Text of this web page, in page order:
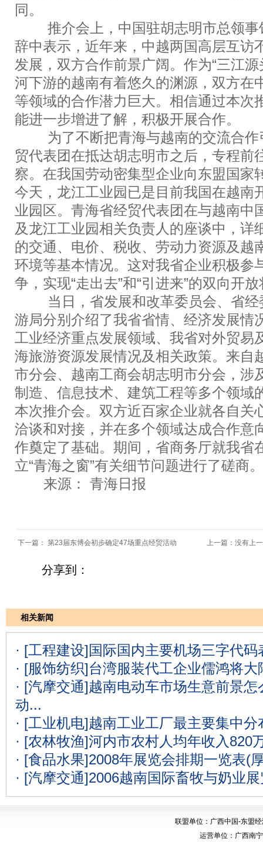
同。
推介会上，中国驻胡志明市总领事
辞中表示，近年来，中越两国高层互访
发展，双方合作前景广阔。作为“三江
河下游的越南有着悠久的渊源，双方在
等领域的合作潜力巨大。相信通过本次
能进一步增进了解，积极开展合作。
为了不断把青海与越南的交流合作
贸代表团在抵达胡志明市之后，专程前
察。在我国劳动密集型企业向东盟国家
今天，龙江工业园已是目前我国在越南
业园区。青海省经贸代表团在与越南中
及龙江工业园相关负责人的座谈中，详
的交通、电价、税收、劳动力资源及越
环境等基本情况。这对我省企业积极参
争，实现“走出去”和“引进来”的双向开
当日，省发展和改革委员会、省经
游局分别介绍了我省省情、经济发展情
工业经济重点发展领域、我省对外贸易
海旅游资源发展情况及相关政策。来自
市分会、越南工商会胡志明市分会，涉
制造、信息技术、建筑工程等多个领域
本次推介会。双方近百家企业就各自关
洽谈和对接，并在多个领域达成合作意
作奠定了基础。期间，省商务厅就我省
立“青海之窗”有关细节问题进行了磋商
来源： 青海日报
下一篇： 第23届东博会初步确定47场重点经贸活动 上一篇：没有上一
分享到：
相关新闻
· [工程建设]国际国内主要机场三字代码
· [服饰纺织]台湾服装代工企业儒鸿将
· [汽摩交通]越南电动车市场生意前景怎
动...
· [工业机电]越南工业工厂最主要集中分
· [农林牧渔]河内市农村人均年收入820
· [食品水果]2008年展览会排期一览表(
· [汽摩交通]2006越南国际畜牧与奶业
联盟单位：广西中国-东盟
运营单位：广西南